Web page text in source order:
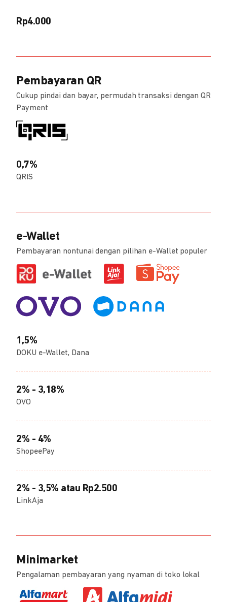
Rp4.000
Pembayaran QR
Cukup pindai dan bayar, permudah transaksi dengan QR
Payment
0,7%
QRIS
e-Wallet
Pembayaran nontunai dengan pilihan e-Wallet populer
1,5%
DOKU e-Wallet, Dana
2% - 3,18%
OVO
2% - 4%
ShopeePay
2% - 3,5% atau Rp2.500
LinkAja
Minimarket
Pengalaman pembayaran yang nyaman di toko lokal